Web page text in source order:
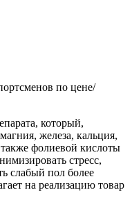
который,
железа, кальция,
фолиевой кислоты
стресс,
слабый пол более
на реализацию товар